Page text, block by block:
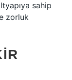
sahip
zorluk